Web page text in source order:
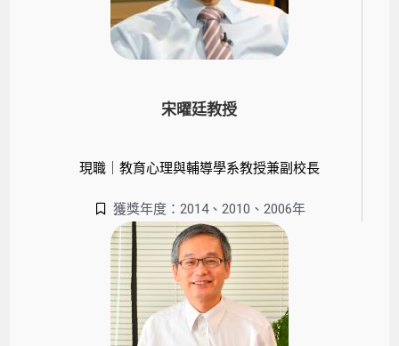
宋曜廷教授
現職｜教育心理與輔導學系教授兼副校長
獲獎年度：2014、2010、2006年